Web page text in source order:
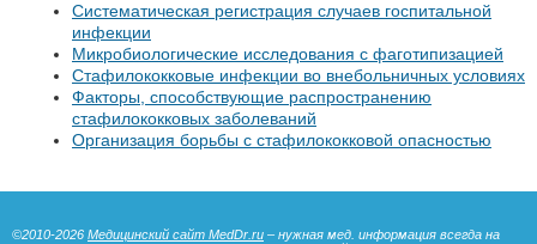
Систематическая регистрация случаев госпитальной
инфекции
Микробиологические исследования с фаготипизацией
Стафилококковые инфекции во внебольничных условиях
Факторы, способствующие распространению
стафилококковых заболеваний
Организация борьбы с стафилококковой опасностью
©2010-2026 Медицинский сайт MedDr.ru – нужная мед. информация всегда на